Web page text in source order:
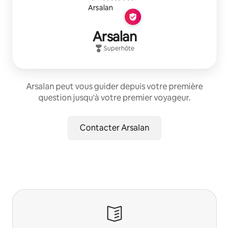
Arsalan
Superhôte
Arsalan peut vous guider depuis votre première
question jusqu'à votre premier voyageur.
Contacter Arsalan